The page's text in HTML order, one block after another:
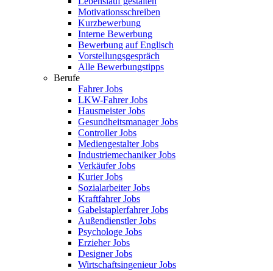
Motivationsschreiben
Kurzbewerbung
Interne Bewerbung
Bewerbung auf Englisch
Vorstellungsgespräch
Alle Bewerbungstipps
Berufe
Fahrer Jobs
LKW-Fahrer Jobs
Hausmeister Jobs
Gesundheitsmanager Jobs
Controller Jobs
Mediengestalter Jobs
Industriemechaniker Jobs
Verkäufer Jobs
Kurier Jobs
Sozialarbeiter Jobs
Kraftfahrer Jobs
Gabelstaplerfahrer Jobs
Außendienstler Jobs
Psychologe Jobs
Erzieher Jobs
Designer Jobs
Wirtschaftsingenieur Jobs